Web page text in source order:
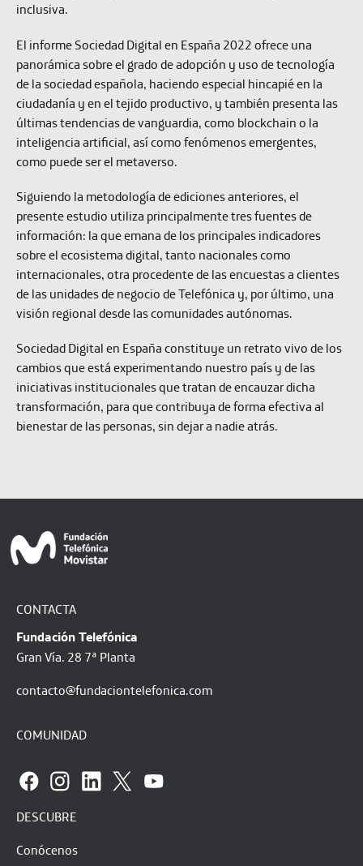
inclusiva.
El informe Sociedad Digital en España 2022 ofrece una
panorámica sobre el grado de adopción y uso de tecnología
de la sociedad española, haciendo especial hincapié en la
ciudadanía y en el tejido productivo, y también presenta las
últimas tendencias de vanguardia, como blockchain o la
inteligencia artificial, así como fenómenos emergentes,
como puede ser el metaverso.
Siguiendo la metodología de ediciones anteriores, el
presente estudio utiliza principalmente tres fuentes de
información: la que emana de los principales indicadores
sobre el ecosistema digital, tanto nacionales como
internacionales, otra procedente de las encuestas a clientes
de las unidades de negocio de Telefónica y, por último, una
visión regional desde las comunidades autónomas.
Sociedad Digital en España constituye un retrato vivo de los
cambios que está experimentando nuestro país y de las
iniciativas institucionales que tratan de encauzar dicha
transformación, para que contribuya de forma efectiva al
bienestar de las personas, sin dejar a nadie atrás.
CONTACTA
Fundación Telefónica
Gran Vía. 28 7ª Planta
contacto@fundaciontelefonica.com
COMUNIDAD
DESCUBRE
Conócenos